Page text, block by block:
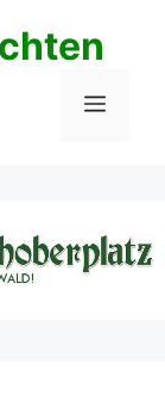
Menü